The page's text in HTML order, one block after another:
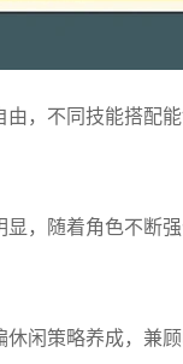
由，不同技能搭配
显，随着角色不断
休闲策略养成，兼